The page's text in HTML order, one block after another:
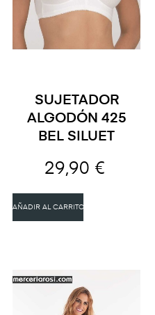
SUJETADOR
ALGODÓN 425
BEL SILUET
29,90 €
AÑADIR AL CARRITO